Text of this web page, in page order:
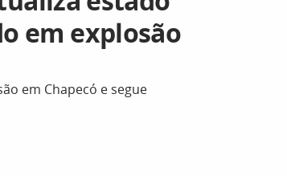
em explosão
em Chapecó e segue